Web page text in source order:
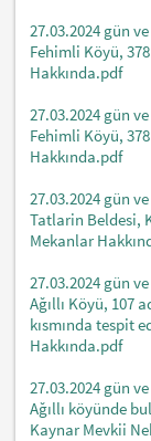
27.03.2024 gün
Fehimli Köyü,
Hakkında.pdf
27.03.2024 gün
Fehimli Köyü,
Hakkında.pdf
27.03.2024 gün
Tatlarin Beldesi,
Mekanlar
27.03.2024 gün
Ağıllı Köyü, 107
kısmında tespit
Hakkında.pdf
27.03.2024 gün
Ağıllı köyünde
Kaynar Mevkii